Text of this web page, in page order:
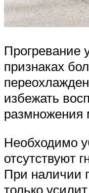
Прогревание
признаках
избежать
размножения
Необходимо
отсутствуют
При наличии
только